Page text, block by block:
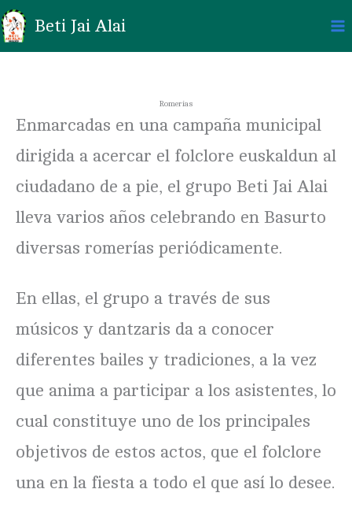
al
contenido
Beti Jai Alai
Romerías
Enmarcadas en una campaña municipal
dirigida a acercar el folclore euskaldun al
ciudadano de a pie, el grupo Beti Jai Alai
lleva varios años celebrando en Basurto
diversas romerías periódicamente.
En ellas, el grupo a través de sus
músicos y dantzaris da a conocer
diferentes bailes y tradiciones, a la vez
que anima a participar a los asistentes, lo
cual constituye uno de los principales
objetivos de estos actos, que el folclore
una en la fiesta a todo el que así lo desee.